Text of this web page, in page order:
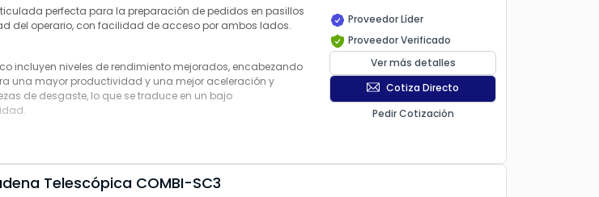
perfecta para la preparación de pedidos en pasillos
del operario, con facilidad de acceso por ambos lados.
incluyen niveles de rendimiento mejorados, encabezando
una mayor productividad y una mejor aceleración y
de desgaste, lo que se traduce en un bajo
Proveedor Líder
Proveedor Verificado
Ver más detalles
Cotiza Directo
Pedir Cotización
Telescópica COMBI-SC3